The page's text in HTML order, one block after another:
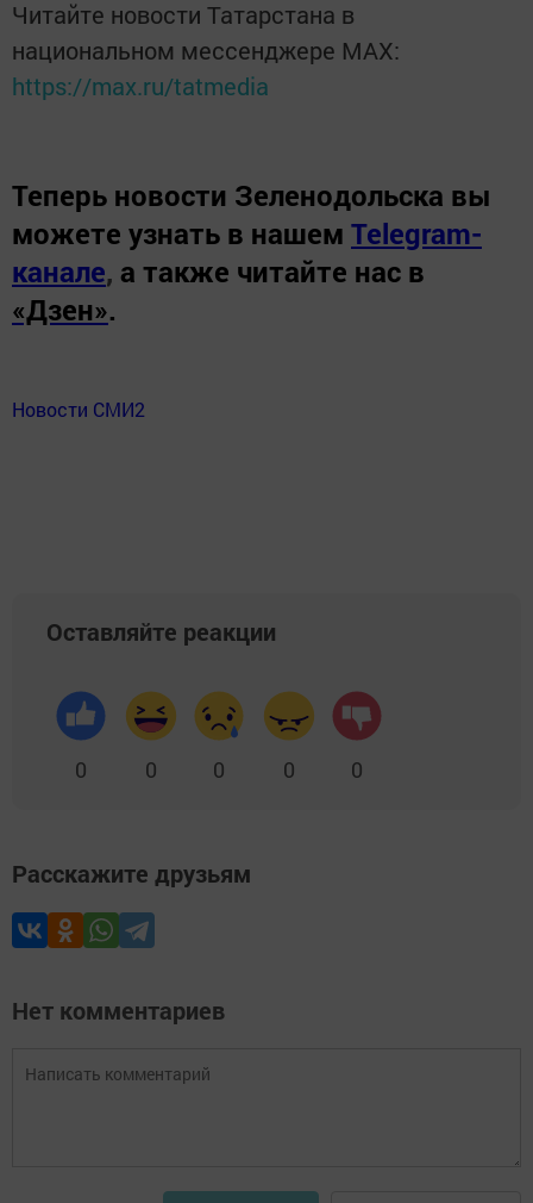
Читайте новости Татарстана в
национальном мессенджере MАХ:
https://max.ru/tatmedia
Теперь новости Зеленодольска вы
можете узнать в нашем Telegram-
канале, а также читайте нас в
«Дзен».
Новости СМИ2
Оставляйте реакции
0 0 0 0 0
Расскажите друзьям
Нет комментариев